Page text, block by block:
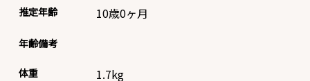
推定年齢 10歳0ヶ月
年齢備考
体重 1.7kg